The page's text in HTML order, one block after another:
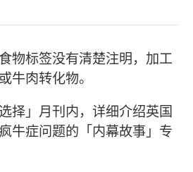
物标签没有清楚注明，加工
牛肉转化物。
择」月刊内，详细介绍英国
牛症问题的「内幕故事」专